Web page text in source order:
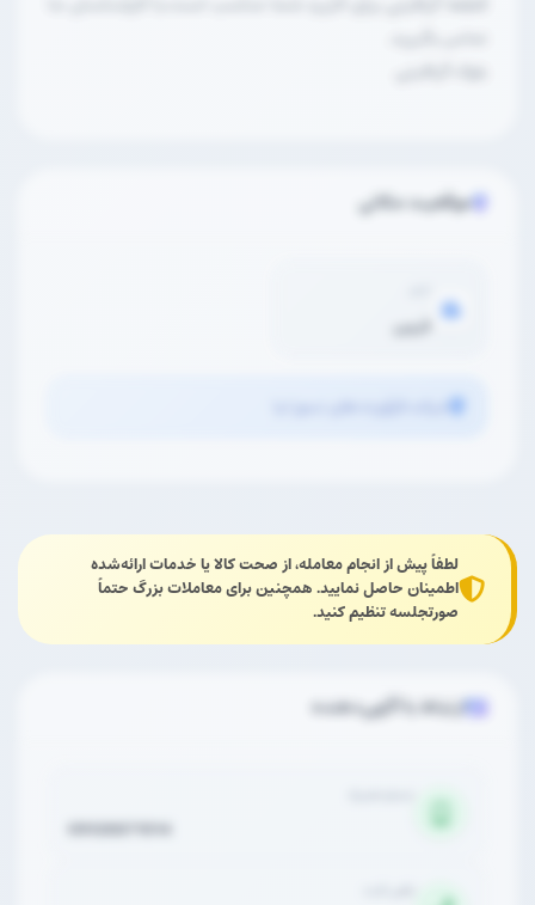
بلوک گرافیتی
موقعیت مکانی
قزوین
لطفاً پیش از انجام معامله، از صحت کالا یا خدمات ارائه‌شده
اطمینان حاصل نمایید. همچنین برای معاملات بزرگ حتماً
صورتجلسه تنظیم کنید.
ارتباط با آگهی‌دهنده
09128871014